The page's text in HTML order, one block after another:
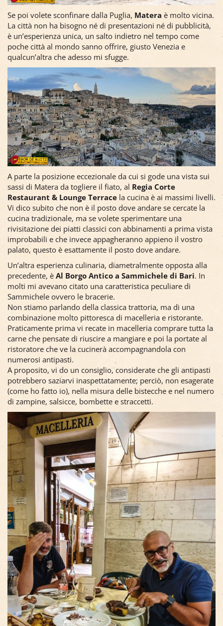
Se poi volete sconfinare dalla Puglia, Matera è molto vicina.
La città non ha bisogno né di presentazioni né di pubblicità,
è un’esperienza unica, un salto indietro nel tempo come
poche città al mondo sanno offrire, giusto Venezia e
qualcun’altra che adesso mi sfugge.
A parte la posizione eccezionale da cui si gode una vista sui
sassi di Matera da togliere il fiato, al Regia Corte
Restaurant & Lounge Terrace la cucina è ai massimi livelli.
Vi dico subito che non è il posto dove andare se cercate la
cucina tradizionale, ma se volete sperimentare una
rivisitazione dei piatti classici con abbinamenti a prima vista
improbabili e che invece appagheranno appieno il vostro
palato, questo è esattamente il posto dove andare.
Un’altra esperienza culinaria, diametralmente opposta alla
precedente, è Al Borgo Antico a Sammichele di Bari. In
molti mi avevano citato una caratteristica peculiare di
Sammichele ovvero le bracerie.
Non stiamo parlando della classica trattoria, ma di una
combinazione molto pittoresca di macelleria e ristorante.
Praticamente prima vi recate in macelleria comprare tutta la
carne che pensate di riuscire a mangiare e poi la portate al
ristoratore che ve la cucinerà accompagnandola con
numerosi antipasti.
A proposito, vi do un consiglio, considerate che gli antipasti
potrebbero saziarvi inaspettatamente; perciò, non esagerate
(come ho fatto io), nella misura delle bistecche e nel numero
di zampine, salsicce, bombette e straccetti.